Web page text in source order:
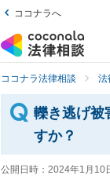
ココナラへ
ココナラ法律相談 法
轢き逃げ被
すか？
公開日時： 2024年1月10